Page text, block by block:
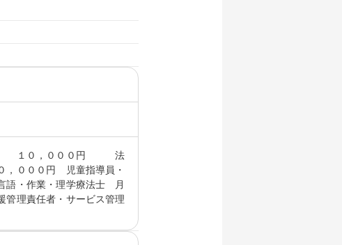
当 １０，０００円 法
，０００円 児童指導員・
・作業・理学療法士 月
理責任者・サービス管理